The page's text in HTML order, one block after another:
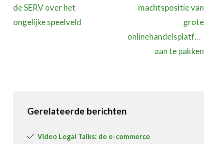
de SERV over het
ongelijke speelveld
machtspositie van
grote
aan te pakken
Gerelateerde berichten
Video Legal Talks: de e-commerce